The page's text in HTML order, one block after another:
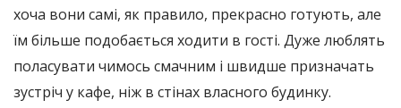
хоча вони самі, як правило, прекрасно готують, але
їм більше подобається ходити в гості. Дуже люблять
поласувати чимось смачним і швидше призначать
зустріч у кафе, ніж в стінах власного будинку.